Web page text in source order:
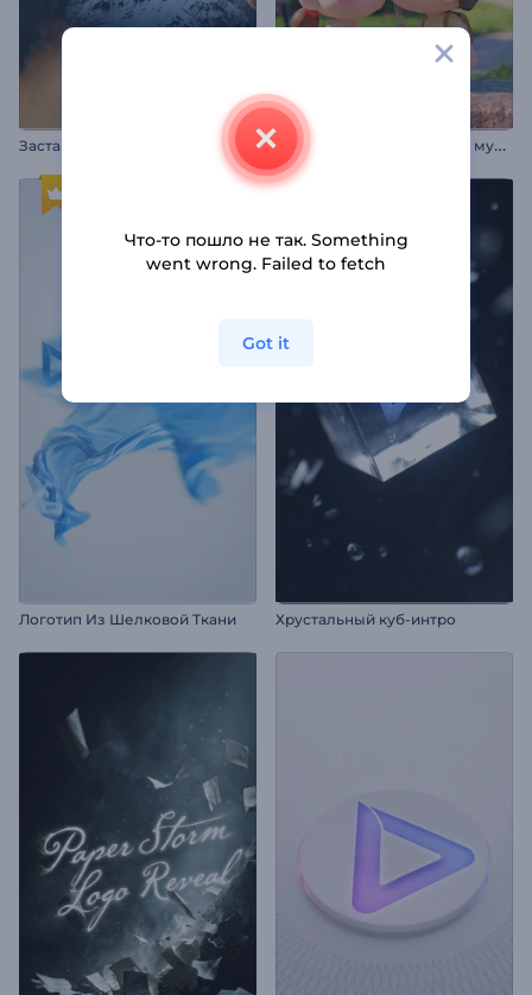
Заставка: Горные вершины В
ступительная заставка к мультфильму ко Дню святого Валентина
Логотип Из Шелковой Ткани Хрустальный куб-интро
Что-то пошло не так. Something
went wrong. Failed to fetch
Got it